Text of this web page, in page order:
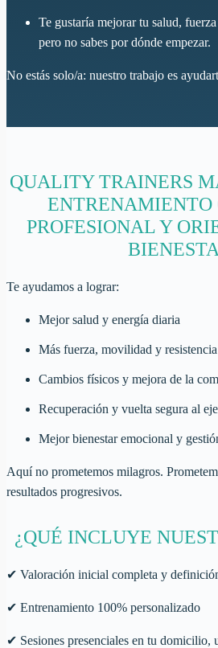
Te gustaría mejorar tu salud,
pero no sabes por dónde empezar.
No estás solo/a: nuestro trabajo es
QUALITY TRAINERS
ENTRENAMIENTO
PROFESIONAL Y
Te ayudamos a lograr:
Mejor salud y energía diaria
Más fuerza, movilidad y resistencia
Cambios físicos y mejora de la
Recuperación y vuelta segura al
Mejor bienestar emocional y
Aquí no prometemos milagros.
resultados progresivos.
¿QUÉ INCLUYE
✔ Valoración inicial completa y
✔ Entrenamiento 100% personalizado
✔ Sesiones presenciales en tu domicilio,